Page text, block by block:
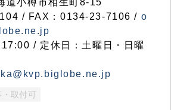
小樽市相生町8-15
/ FAX：0134-23-7106 / o
/ 定休日：土曜日・日曜
・取付可